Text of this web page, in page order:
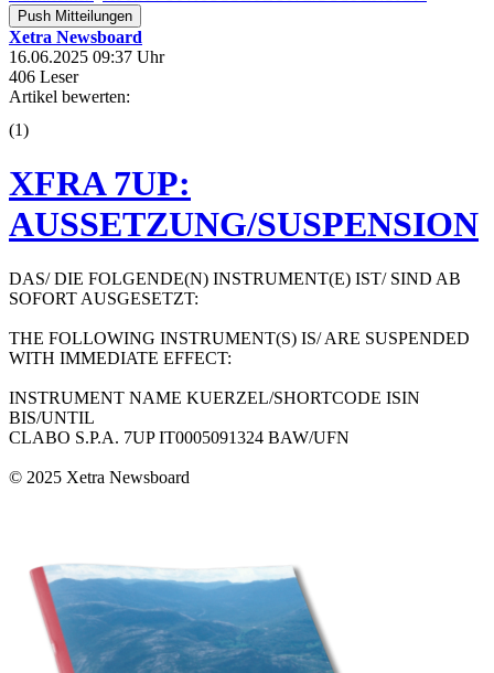
Push Mitteilungen
Xetra Newsboard
16.06.2025 09:37 Uhr
406 Leser
Artikel bewerten:
(1)
XFRA 7UP:
AUSSETZUNG/SUSPENSION
DAS/ DIE FOLGENDE(N) INSTRUMENT(E) IST/ SIND AB
SOFORT AUSGESETZT:
THE FOLLOWING INSTRUMENT(S) IS/ ARE SUSPENDED
WITH IMMEDIATE EFFECT:
INSTRUMENT NAME KUERZEL/SHORTCODE ISIN
BIS/UNTIL
CLABO S.P.A. 7UP IT0005091324 BAW/UFN
© 2025 Xetra Newsboard